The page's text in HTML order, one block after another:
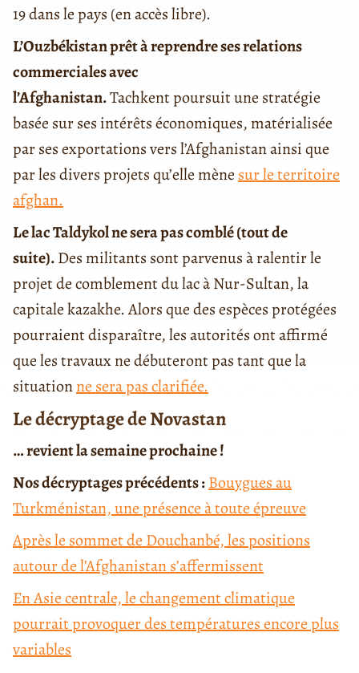
19 dans le pays (en accès libre).
L’Ouzbékistan prêt à reprendre ses relations
commerciales avec
l’Afghanistan.Tachkent poursuit une stratégie
basée sur ses intérêts économiques, matérialisée
par ses exportations vers l’Afghanistan ainsi que
par les divers projets qu’elle mène sur le territoire
afghan.
Le lac Taldykol ne sera pas comblé (tout de
suite).Des militants sont parvenus à ralentir le
projet de comblement du lac à Nur-Sultan, la
capitale kazakhe. Alors que des espèces protégées
pourraient disparaître, les autorités ont affirmé
que les travaux ne débuteront pas tant que la
situationne sera pas clarifiée.
Le décryptage de Novastan
… revient la semaine prochaine !
Nos décryptages précédents :Bouygues au
Turkménistan, une présence à toute épreuve
Après le sommet de Douchanbé, les positions
autour de l’Afghanistan s’affermissent
En Asie centrale, le changement climatique
pourrait provoquer des températures encore plus
variables